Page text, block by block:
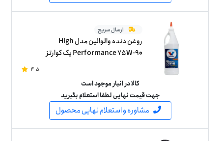
ارسال سریع
روغن دنده والوالین مدل High
Performance 75W-90 یک کوارتز
4.5
کالا در انبار موجود است
جهت قیمت نهایی لطفا استعلام بگیرید
مشاوره و استعلام نهایی محصول